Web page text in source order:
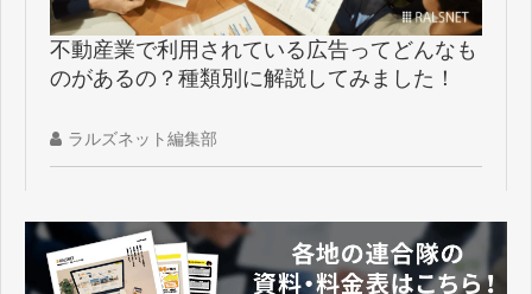
不動産業で利用されている広告ってどんなも
のがあるの？種類別に解説してみました！
ラルズネット編集部